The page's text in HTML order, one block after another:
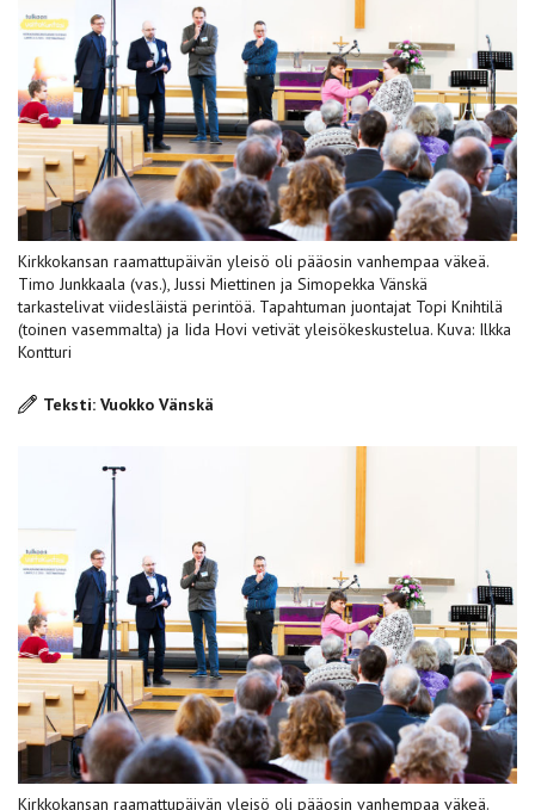
Kirkkokansan raamattupäivän yleisö oli pääosin vanhempaa väkeä.
Timo Junkkaala (vas.), Jussi Miettinen ja Simopekka Vänskä
tarkastelivat viidesläistä perintöä. Tapahtuman juontajat Topi Knihtilä
(toinen vasemmalta) ja Iida Hovi vetivät yleisökeskustelua. Kuva: Ilkka
Kontturi
Teksti: Vuokko Vänskä
Kirkkokansan raamattupäivän yleisö oli pääosin vanhempaa väkeä.